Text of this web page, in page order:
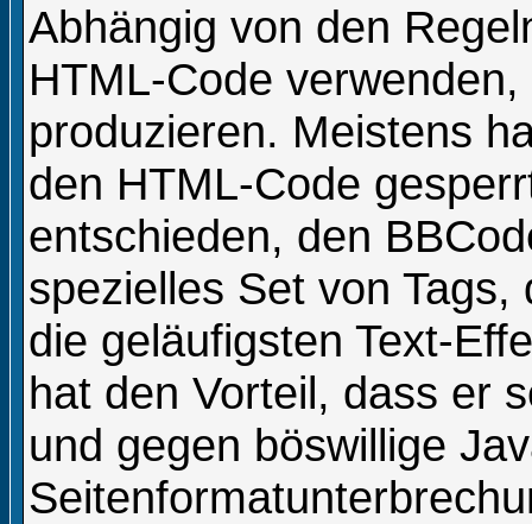
Abhängig von den
HTML-Code
produzieren. Meistens
den HTML-Code
entschieden, den
spezielles Set von
die geläufigsten Text-
hat den Vorteil, dass er
und gegen böswillige